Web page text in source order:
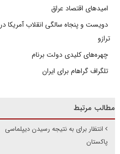
امیدهای اقتصاد عراق
دویست و پنجاه سالگی انقلاب آمریکا در
ترازو
چهره‌های کلیدی دولت برنام
تلگراف گراهام برای ایران
مطالب مرتبط
انتظار برای به نتیجه رسیدن دیپلماسی
پاکستان